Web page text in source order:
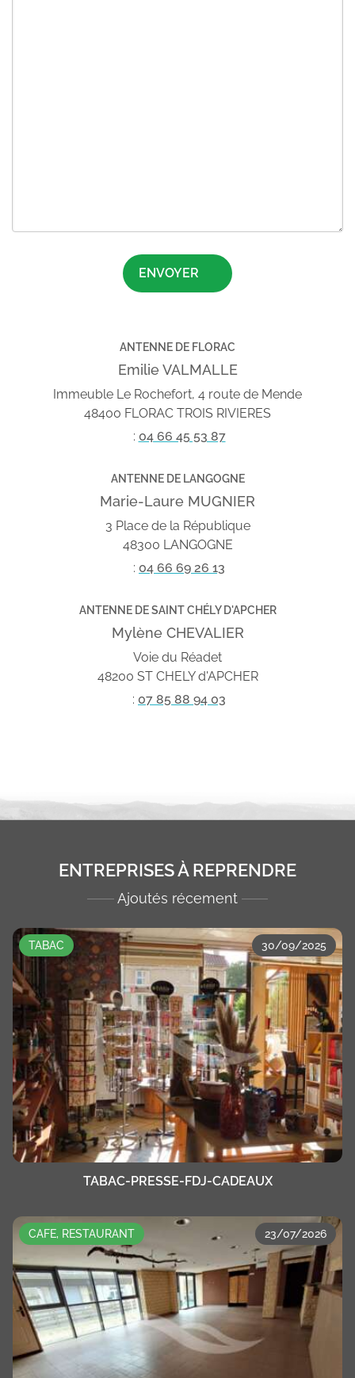
ENVOYER
ANTENNE DE FLORAC
Emilie VALMALLE
Immeuble Le Rochefort, 4 route de Mende
48400 FLORAC TROIS RIVIERES
: 04 66 45 53 87
ANTENNE DE LANGOGNE
Marie-Laure MUGNIER
3 Place de la République
48300 LANGOGNE
: 04 66 69 26 13
ANTENNE DE SAINT CHÉLY D'APCHER
Mylène CHEVALIER
Voie du Réadet
48200 ST CHELY d'APCHER
: 07 85 88 94 03
ENTREPRISES À REPRENDRE
Ajoutés récement
TABAC 30/09/2025
TABAC-PRESSE-FDJ-CADEAUX
CAFE, RESTAURANT 23/07/2026